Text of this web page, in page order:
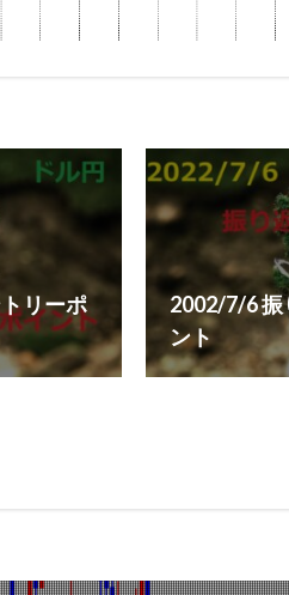
リーポ
2002/7/6 振
ント